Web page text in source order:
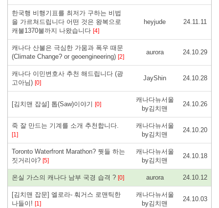
한국행 비행기표를 최저가 구하는 비법
을 가르쳐드립니다 어떤 것은 왕복으로
캐불1370불까지 나왔습니다 [4]
heyjude 24.11.11
캐나다 산불은 극심한 가뭄과 폭우 때문
(Climate Change? or geoengineering) [2]
aurora 24.10.29
캐나다 이민변호사 추천 해드립니다 (광
고아님) [0]
JayShin 24.10.28
[김치맨 잡설] 톱(Saw)이야기 [0]
캐나다뉴서울
by김치맨
24.10.26
죽 잘 만드는 기계를 소개 추천합니다.
[1]
캐나다뉴서울
by김치맨
24.10.20
Toronto Waterfront Marathon? 뭣들 하는
짓거리야? [5]
캐나다뉴서울
by김치맨
24.10.18
온실 가스의 캐나다 남부 국경 습격 ? [0] aurora 24.10.12
[김치맨 잡문] 엘로라- 훠거스 로맨틱한
나들이! [1]
캐나다뉴서울
by김치맨
24.10.03